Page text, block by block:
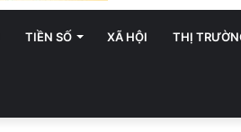
TIỀN SỐ XÃ HỘI THỊ